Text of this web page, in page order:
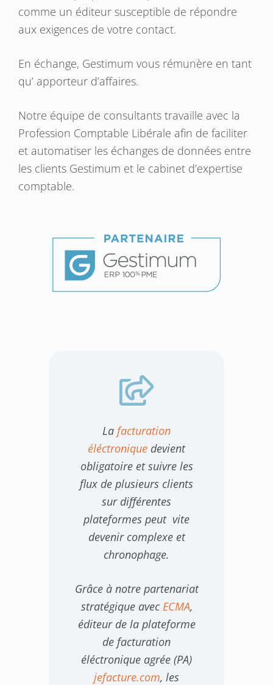
comme un éditeur susceptible de répondre
aux exigences de votre contact.
En échange, Gestimum vous rémunère en tant
qu’ apporteur d’affaires.
Notre équipe de consultants travaille avec la
Profession Comptable Libérale afin de faciliter
et automatiser les échanges de données entre
les clients Gestimum et le cabinet d’expertise
comptable.
La facturation
éléctronique devient
obligatoire et suivre les
flux de plusieurs clients
sur différentes
plateformes peut vite
devenir complexe et
chronophage.
Grâce à notre partenariat
stratégique avec ECMA,
éditeur de la plateforme
de facturation
éléctronique agrée (PA)
jefacture.com, les